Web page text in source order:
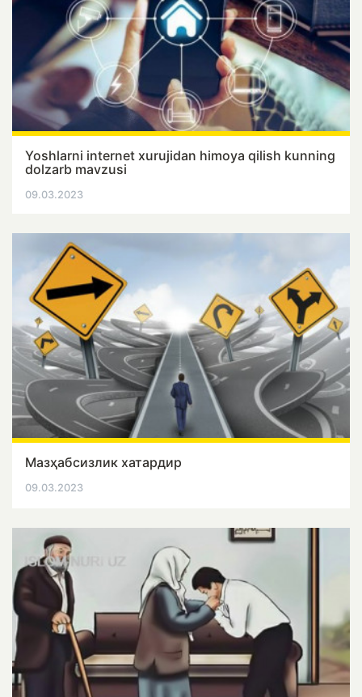
Yoshlarni internet xurujidan himoya qilish kunning
dolzarb mavzusi
09.03.2023
Мазҳабсизлик хатардир
09.03.2023